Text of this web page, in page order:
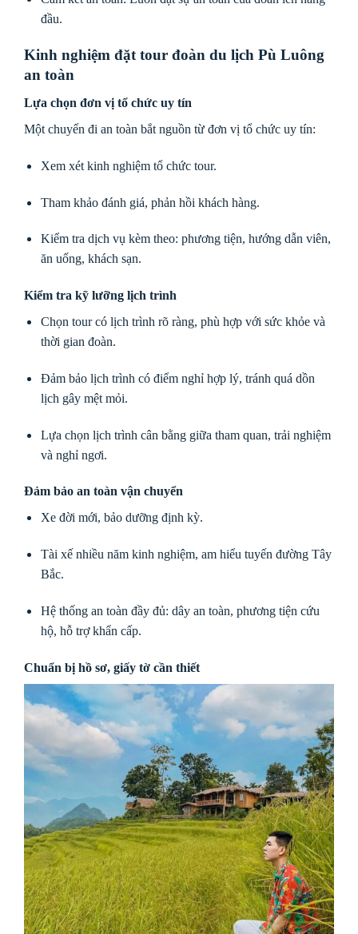
đầu.
Kinh nghiệm đặt tour đoàn du lịch Pù Luông
an toàn
Lựa chọn đơn vị tổ chức uy tín
Một chuyến đi an toàn bắt nguồn từ đơn vị tổ chức uy tín:
Xem xét kinh nghiệm tổ chức tour.
Tham khảo đánh giá, phản hồi khách hàng.
Kiểm tra dịch vụ kèm theo: phương tiện, hướng dẫn viên,
ăn uống, khách sạn.
Kiểm tra kỹ lưỡng lịch trình
Chọn tour có lịch trình rõ ràng, phù hợp với sức khỏe và
thời gian đoàn.
Đảm bảo lịch trình có điểm nghỉ hợp lý, tránh quá dồn
lịch gây mệt mỏi.
Lựa chọn lịch trình cân bằng giữa tham quan, trải nghiệm
và nghỉ ngơi.
Đảm bảo an toàn vận chuyển
Xe đời mới, bảo dưỡng định kỳ.
Tài xế nhiều năm kinh nghiệm, am hiểu tuyến đường Tây
Bắc.
Hệ thống an toàn đầy đủ: dây an toàn, phương tiện cứu
hộ, hỗ trợ khẩn cấp.
Chuẩn bị hồ sơ, giấy tờ cần thiết